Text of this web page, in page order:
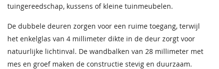
Wandhoogte 188 cm
Nokhoogte
tuingereedschap, kussens of kleine tuinmeubelen.
De dubbele deuren zorgen voor een ruime toegang, terwijl
het enkelglas van 4 millimeter dikte in de deur zorgt voor
natuurlijke lichtinval. De wandbalken van 28 millimeter met
mes en groef maken de constructie stevig en duurzaam.